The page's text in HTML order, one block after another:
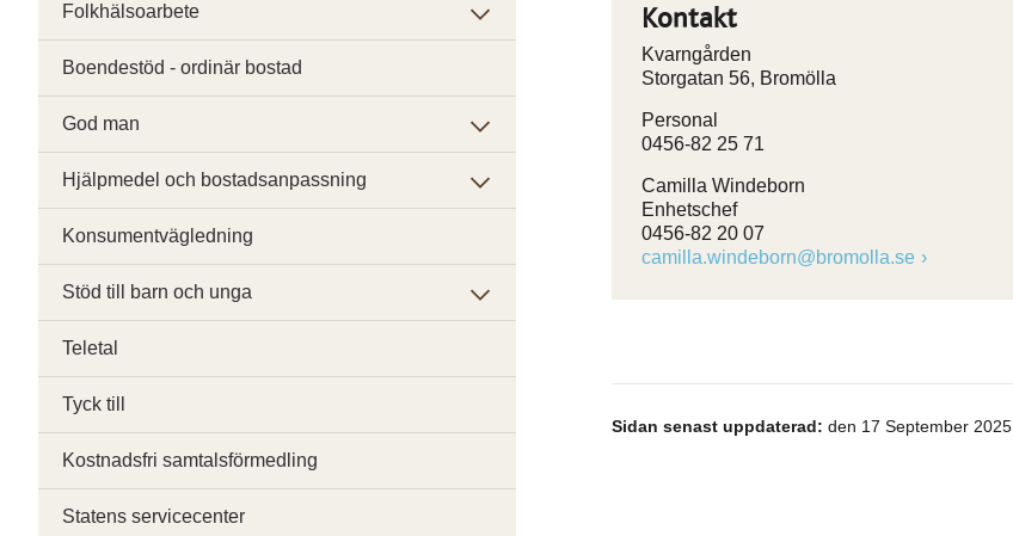
Kontakt
Kvarngården
Storgatan 56, Bromölla
Personal
0456-82 25 71
Camilla Windeborn
Enhetschef
0456-82 20 07
camilla.windeborn@bromolla.se
Sidan senast uppdaterad: den 17 September 2025
Folkhälsoarbete
Boendestöd - ordinär bostad
God man
Hjälpmedel och bostadsanpassning
Konsumentvägledning
Stöd till barn och unga
Teletal
Tyck till
Kostnadsfri samtalsförmedling
Statens servicecenter